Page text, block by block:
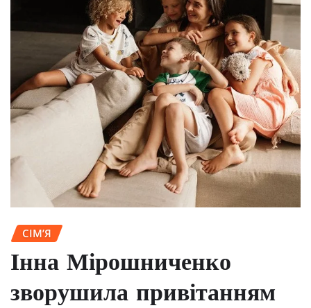
СІМ’Я
Інна Мірошниченко
зворушила привітанням